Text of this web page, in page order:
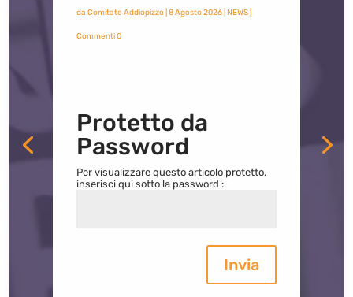
da Comitato Addiopizzo| 8 Agosto 2026| NEWS|
Commenti 0
Protetto da
Password
Per visualizzare questo articolo protetto,
inserisci qui sotto la password :
Invia